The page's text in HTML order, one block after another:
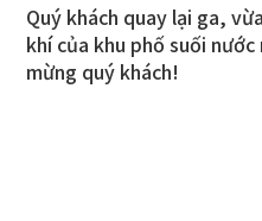
Quý khách quay lại ga,
khí của khu phố suối
mừng quý khách!